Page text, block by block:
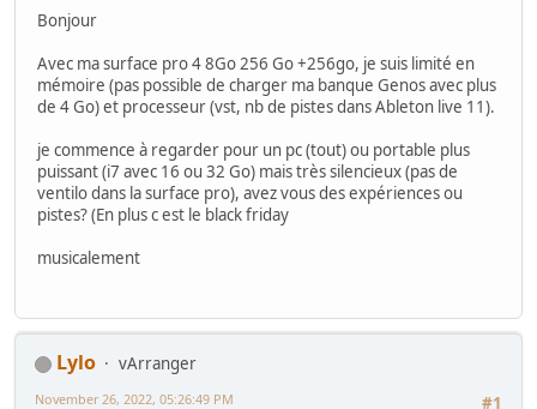
Bonjour
Avec ma surface pro 4 8Go 256 Go +256go, je suis limité en
mémoire (pas possible de charger ma banque Genos avec plus
de 4 Go) et processeur (vst, nb de pistes dans Ableton live 11).
je commence à regarder pour un pc (tout) ou portable plus
puissant (i7 avec 16 ou 32 Go) mais très silencieux (pas de
ventilo dans la surface pro), avez vous des expériences ou
pistes? (En plus c est le black friday
musicalement
Lylo
vArranger
#1
November 26, 2022, 05:26:49 PM